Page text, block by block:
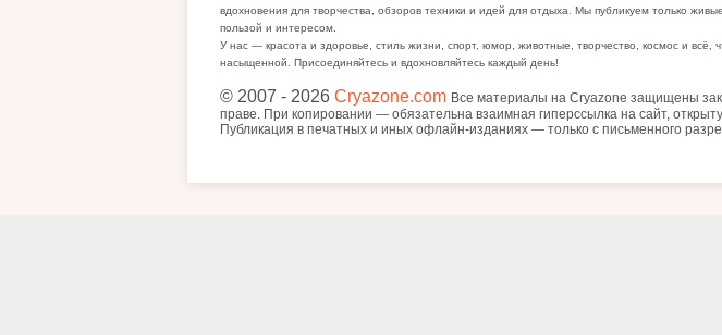
вдохновения для творчества, обзоров техники и идей для отдыха. Мы публикуем только
пользой и интересом.
У нас — красота и здоровье, стиль жизни, спорт, юмор, животные, творчество, космос и всё,
насыщенной. Присоединяйтесь и вдохновляйтесь каждый день!
© 2007 - 2026 Cryazone.com Все материалы на Cryazone защищены
праве. При копировании — обязательна взаимная гиперссылка на сайт,
Публикация в печатных и иных офлайн-изданиях — только с письменного